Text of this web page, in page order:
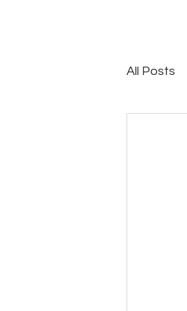
All Posts